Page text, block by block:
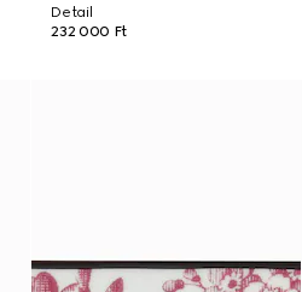
Detail
232 000 Ft